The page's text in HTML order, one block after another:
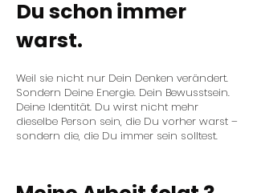
Du schon immer
warst.
Weil sie nicht nur Dein Denken verändert.
Sondern Deine Energie. Dein Bewusstsein.
Deine Identität. Du wirst nicht mehr
dieselbe Person sein, die Du vorher warst –
sondern die, die Du immer sein solltest.